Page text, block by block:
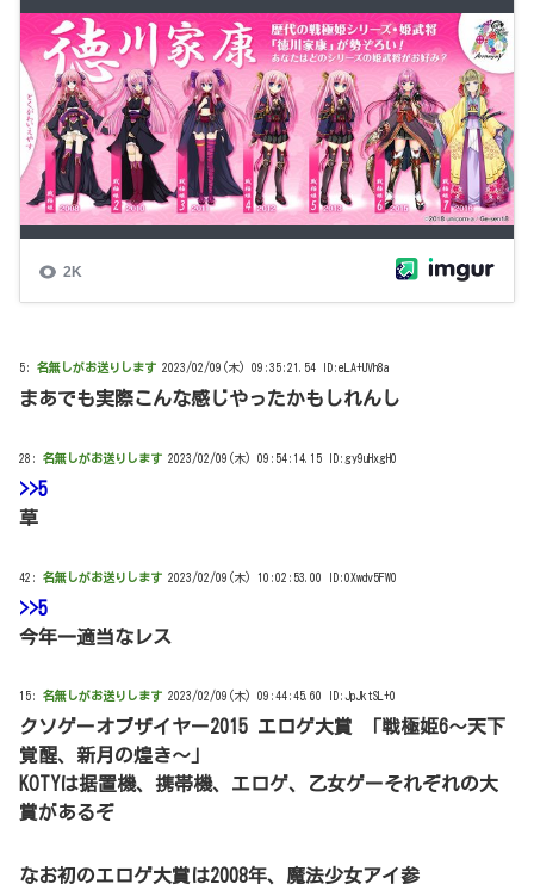
5: 名無しがお送りします 2023/02/09(木) 09:35:21.54 ID:eLA+UVh8a
まあでも実際こんな感じやったかもしれんし
28: 名無しがお送りします 2023/02/09(木) 09:54:14.15 ID:gy9uHxgH0
>>5
草
42: 名無しがお送りします 2023/02/09(木) 10:02:53.00 ID:0Xwdv5FW0
>>5
今年一適当なレス
15: 名無しがお送りします 2023/02/09(木) 09:44:45.60 ID:JpJktSL+0
クソゲーオブザイヤー2015 エロゲ大賞 「戦極姫6〜天下
覚醒、新月の煌き〜」
KOTYは据置機、携帯機、エロゲ、乙女ゲーそれぞれの大
賞があるぞ
なお初のエロゲ大賞は2008年、魔法少女アイ参